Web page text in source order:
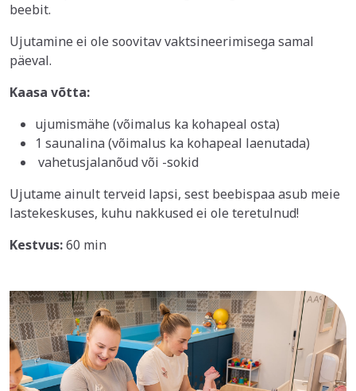
beebit.
Ujutamine ei ole soovitav vaktsineerimisega samal
päeval.
Kaasa võtta:
ujumismähe (võimalus ka kohapeal osta)
1 saunalina (võimalus ka kohapeal laenutada)
vahetusjalanõud või -sokid
Ujutame ainult terveid lapsi, sest beebispaa asub meie
lastekeskuses, kuhu nakkused ei ole teretulnud!
Kestvus:60 min